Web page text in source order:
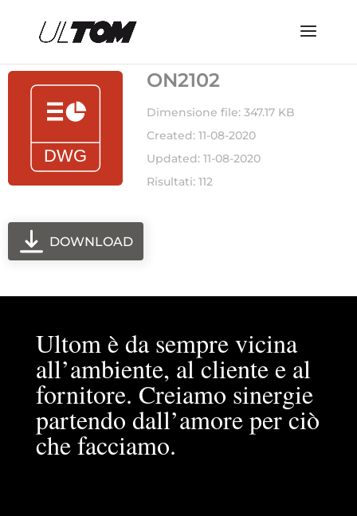
ON2102
Dimensione file: 347.17 KB
Created: 11-08-2020
Updated: 11-08-2020
Risultati: 112
DOWNLOAD
Ultom è da sempre vicina
all’ambiente, al cliente e al
fornitore. Creiamo sinergie
partendo dall’amore per ciò
che facciamo.